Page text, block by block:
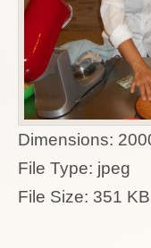
Dimensions:
File Type: jpeg
File Size: 351 KB